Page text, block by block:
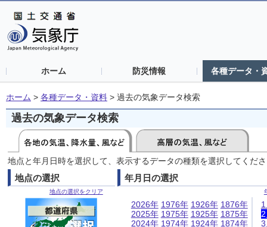
ホーム 防災情報 各種データ・
ホーム > 各種データ・資料 > 過去の気象データ検索
過去の気象データ検索
地点と年月日時を選択して、表示するデータの種類を選択してくだ
地点の選択
地点の選択をクリア
年月日の選択
2026年
2025年
2024年
1976年
1975年
1974年
1926年
1925年
1924年
1876年
1875年
1874年